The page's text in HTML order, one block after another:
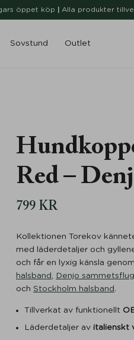
öppet köp Alla produkter
Sovstund Outlet
Red –
799 KR
Kollektionen Torekov
med läderdetaljer och
och får en lyxig känsla
halsband , Denjo
och Stockholm halsband .
Tillverkat av funktionellt
Läderdetaljer av italienskt